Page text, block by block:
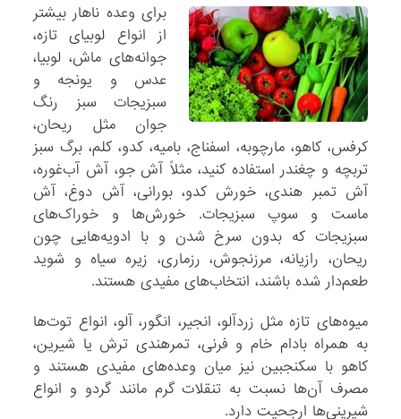
برای وعده ناهار بیشتر
از انواع لوبیای تازه،
جوانه‌های ماش، لوبیا،
عدس و یونجه و
سبزیجات سبز رنگ
جوان مثل ریحان،
کرفس، کاهو، مارچوبه، اسفناج، بامیه، کدو، کلم، برگ سبز
تربچه و چغندر استفاده کنید، مثلاً آش جو، آش آب‌غوره،
آش تمبر هندی، خورش کدو، بورانی، آش دوغ، آش
ماست و سوپ سبزیجات. خورش‌ها و خوراک‌های
سبزیجات که بدون سرخ شدن و با ادویه‌هایی چون
ریحان، رازیانه، مرزنجوش، رزماری، زیره سیاه و شوید
طعم‌دار شده باشند، انتخاب‌های مفیدی هستند.
میوه‌های تازه مثل زردآلو، انجیر، انگور، آلو، انواع توت‌ها
به همراه بادام خام و فرنی، تمرهندی ترش یا شیرین،
کاهو با سکنجبین نیز میان وعده‌های مفیدی هستند و
مصرف آن‌ها نسبت به تنقلات گرم مانند گردو و انواع
شیرینی‌ها ارجحیت دارد.